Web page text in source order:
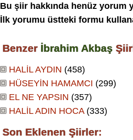
Bu şiir hakkında henüz yorum
İlk yorumu üstteki formu
Benzer İbrahim Akbaş
HALİL AYDIN (458)
HÜSEYİN HAMAMCI (299)
EL NE YAPSIN (357)
HALİL ADIN HOCA (333)
Son Eklenen Şiirler: